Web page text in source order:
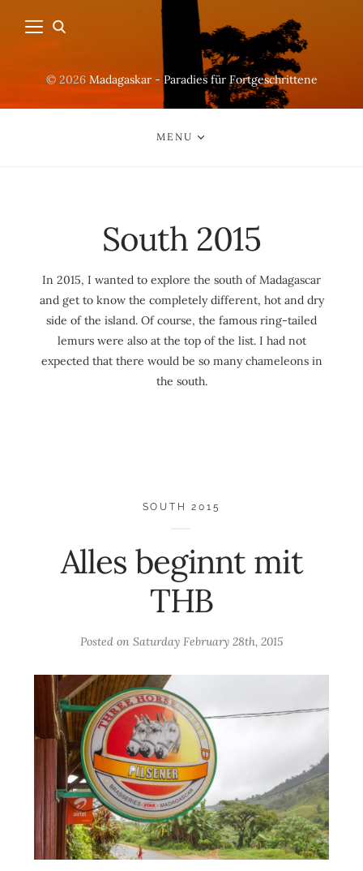
© 2026 Madagaskar - Paradies für Fortgeschrittene
MENU
South 2015
In 2015, I wanted to explore the south of Madagascar
and get to know the completely different, hot and dry
side of the island. Of course, the famous ring-tailed
lemurs were also at the top of the list. I had not
expected that there would be so many chameleons in
the south.
SOUTH 2015
Alles beginnt mit
THB
Posted on Saturday February 28th, 2015